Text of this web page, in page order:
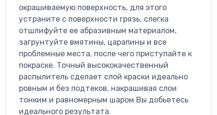
окрашиваемую поверхность, для этого
устраните с поверхности грязь, слегка
отшлифуйте ее абразивным материалом,
загрунтуйте вмятины, царапины и все
проблемные места, после чего приступайте к
покраске. Точный высококачественный
распылитель сделает слой краски идеально
ровным и без подтеков, накрашивая слои
тонким и равномерным шаром Вы добьетесь
идеального результата.